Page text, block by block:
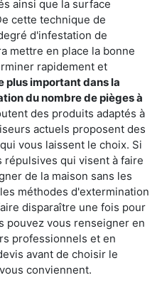
ainsi que la surface
cette technique de
d'infestation de
mettre en place la bonne
rapidement et
plus important dans la
du nombre de pièges à
des produits adaptés à
actuels proposent des
vous laissent le choix. Si
qui visent à faire
de la maison sans les
méthodes d'extermination
disparaître une fois pour
pouvez vous renseigner en
professionnels et en
avant de choisir le
conviennent.